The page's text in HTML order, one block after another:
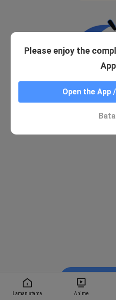
Laman utama Anime
Please enjoy the
App
Open the App
Tonton